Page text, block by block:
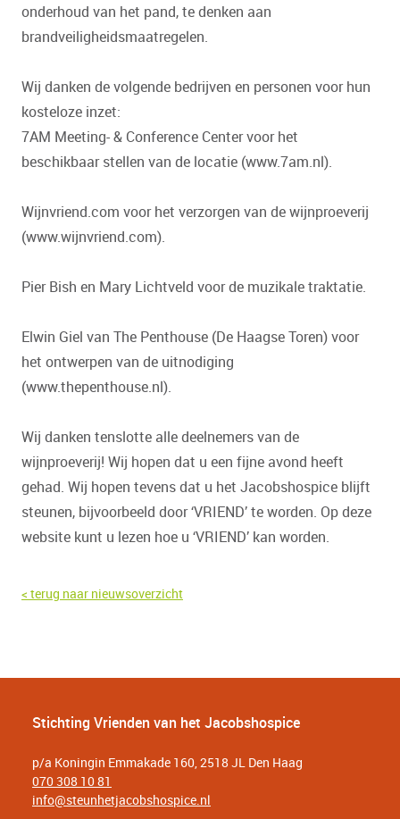
onderhoud van het pand, te denken aan
brandveiligheidsmaatregelen.
Wij danken de volgende bedrijven en personen voor hun
kosteloze inzet:
7AM Meeting- & Conference Center voor het
beschikbaar stellen van de locatie (www.7am.nl).
Wijnvriend.com voor het verzorgen van de wijnproeverij
(www.wijnvriend.com).
Pier Bish en Mary Lichtveld voor de muzikale traktatie.
Elwin Giel van The Penthouse (De Haagse Toren) voor
het ontwerpen van de uitnodiging
(www.thepenthouse.nl).
Wij danken tenslotte alle deelnemers van de
wijnproeverij! Wij hopen dat u een fijne avond heeft
gehad. Wij hopen tevens dat u het Jacobshospice blijft
steunen, bijvoorbeeld door ‘VRIEND’ te worden. Op deze
website kunt u lezen hoe u ‘VRIEND’ kan worden.
< terug naar nieuwsoverzicht
Stichting Vrienden van het Jacobshospice
p/a Koningin Emmakade 160, 2518 JL Den Haag
070 308 10 81
info@steunhetjacobshospice.nl